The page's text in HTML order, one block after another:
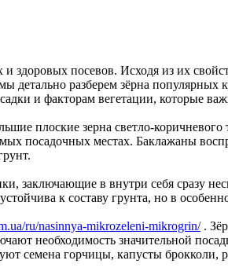
здоровых посевов. Исходя из их
детально разберем зёрна
и факторам вегетации, которые
плоские зерна светло-
посадочных местах. Баклажаны
заключающие в внутри себя сразу
к составу грунта, но в
ru/nasinnya-mikrozeleni-mikrogrin/.
необходимость значительной
семена горчицы, капусты брокколи,